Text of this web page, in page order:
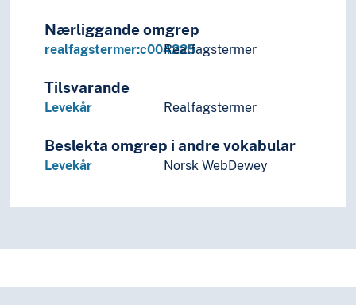
Nærliggande omgrep
realfagstermer:c004225Realfagstermer
Tilsvarande
Levekår Realfagstermer
Beslekta omgrep i andre vokabular
Levekår Norsk WebDewey